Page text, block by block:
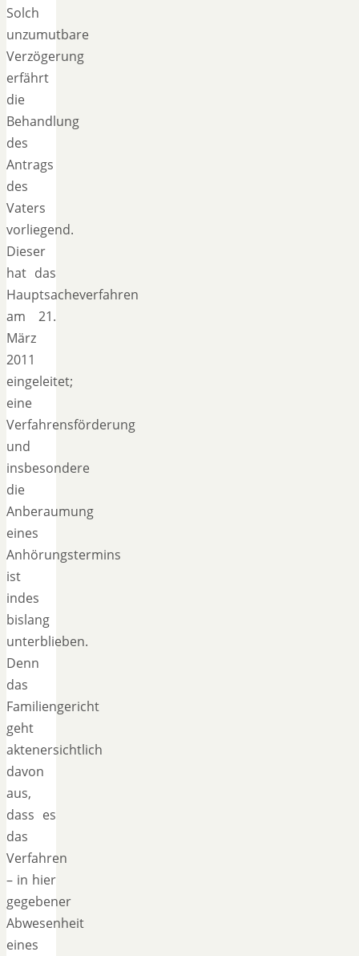
Solch
unzumutbare
Verzögerung
erfährt
die
Behandlung
des
Antrags
des
Vaters
vorliegend.
Dieser
hat das
Hauptsacheverfahren
am 21.
März
2011
eingeleitet;
eine
Verfahrensförderung
und
insbesondere
die
Anberaumung
eines
Anhörungstermins
ist
indes
bislang
unterblieben.
Denn
das
Familiengericht
geht
aktenersichtlich
davon
aus,
dass es
das
Verfahren
– in hier
gegebener
Abwesenheit
eines